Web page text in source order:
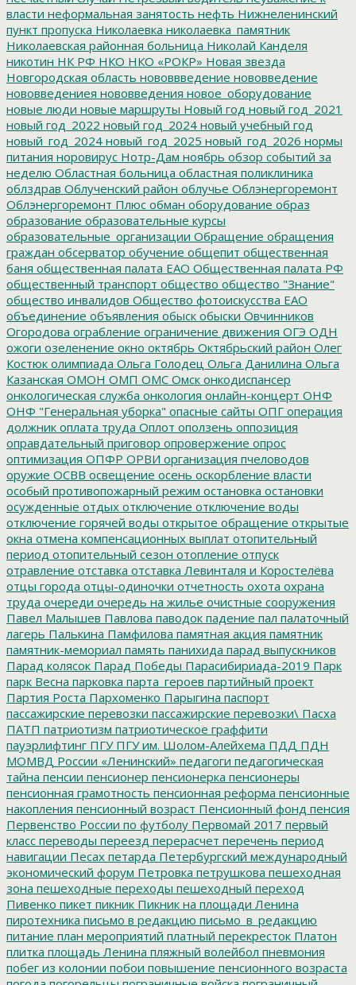
власти неформальная занятость нефть Нижнеленинский
пункт пропуска Николаевка николаевка_памятник
Николаевская районная больница Николай Канделя
никотин НК РФ НКО НКО «РОКР» Новая звезда
Новгородская область нововвведение нововведение
нововведениея нововведения новое_оборудование
новые люди новые маршруты Новый год новый год_2021
новый год_2022 новый год_2024 новый учебный год
новый_год_2024 новый_год_2025 новый_год_2026 нормы
питания норовирус Нотр-Дам ноябрь обзор событий за
неделю Областная больница областная поликлиника
облздрав Облученский район облучье Облэнергоремонт
Облэнергоремонт Плюс обман оборудование образ
образование образовательные курсы
образовательные_организации Обращение обращения
граждан обсерватор обучение общепит общественная
баня общественная палата ЕАО Общественная палата РФ
общественный транспорт общество общество "Знание"
общество инвалидов Общество фотоискусства ЕАО
объединение объявления обыск обыски Овчинников
Огородова ограбление ограничение движения ОГЭ ОДН
ожоги озеленение окно октябрь Октябрьский район Олег
Костюк олимпиада Ольга Голодец Ольга Данилина Ольга
Казанская ОМОН ОМП ОМС Омск онкодиспансер
онкологическая служба онкология онлайн-концерт ОНФ
ОНФ "Генеральная уборка" опасные сайты ОПГ операция
должник оплата труда Оплот оползень оппозиция
оправдательный приговор опровержение опрос
оптимизация ОПФР ОРВИ организация пчеловодов
оружие ОСВВ освещение осень оскорбление власти
особый противопожарный режим остановка остановки
осужденные отдых отключение отключение воды
отключение горячей воды открытое обращение открытые
окна отмена компенсационных выплат отопительный
период отопительный сезон отопление отпуск
отравление отставка отставка Левинталя и Коростелёва
отцы города отцы-одиночки отчетность охота охрана
труда очереди очередь на жилье очистные сооружения
Павел Малышев Павлова паводок падение пал палаточный
лагерь Палькина Памфилова памятная акция памятник
памятник-мемориал память панихида парад выпускников
Парад колясок Парад Победы Парасибириада-2019 Парк
парк Весна парковка парта_героев партийный проект
Партия Роста Пархоменко Парыгина паспорт
пассажирские перевозки пассажирские перевозки\ Пасха
ПАТП патриотизм патриотическое граффити
пауэрлифтинг ПГУПГУ им. Шолом-Алейхема ПДД ПДН
МОМВД России «Ленинский» педагоги педагогическая
тайна пенсии пенсионер пенсионерка пенсионеры
пенсионная грамотность пенсионная реформа пенсионные
накопления пенсионный возраст Пенсионный фонд пенсия
Первенство России по футболу Первомай 2017 первый
класс переводы переезд перерасчет перечень период
навигации Песах петарда Петербургский международный
экономический форум Петровка петрушкова пешеходная
зона пешеходные переходы пешеходный переход
Пивенко пикет пикник Пикник на площади Ленина
пиротехника письмо в редакцию письмо_в_редакцию
питание план мероприятий платный перекресток Платон
плитка площадь Ленина пляжный волейбол пневмония
побег из колонии побои повышение пенсионного возраста